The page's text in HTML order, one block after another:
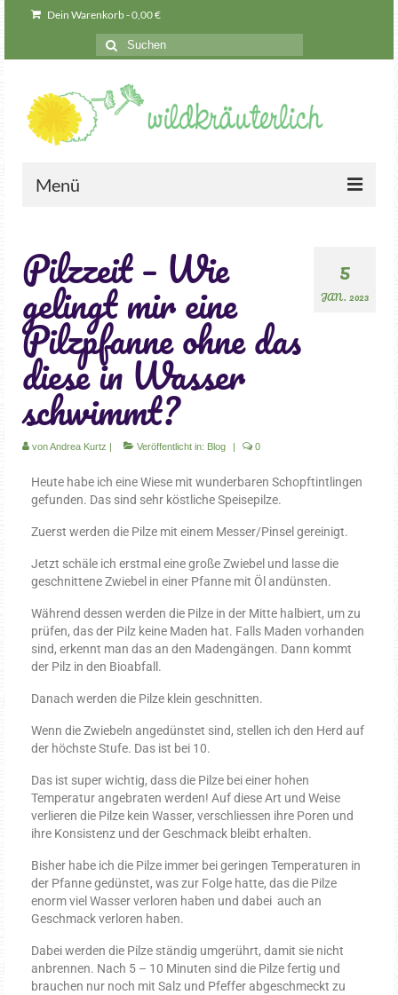
Dein Warenkorb-0,00€
Menü
Seminare
Teamevents & mehr
Geschenkgutscheine
Was können Wildkräuter eigentlich?
Naturkosmetik-Manufaktur
für Körper & Seele
Bücher
Naturparfüm 4 Elemente
Gesichtspflege
Augenpflege
Natürlich leicht – für normale und
Mischhaut
empfindliche Haut
Natürlich sein – für trockene und reifere
Natürlich wild – für unreine Haut
Körperpflege
Duschgel
Naturdeodorant
Lippenpflege
5
JAN. 2023
Pilzzeit – Wie
gelingt mir eine
Pilzpfanne ohne das
diese in Wasser
schwimmt?
vonAndrea Kurtz Veröffentlicht in: Blog 0
Heute habe ich eine Wiese mit wunderbaren Schopftintlingen
gefunden. Das sind sehr köstliche Speisepilze.
Zuerst werden die Pilze mit einem Messer/Pinsel gereinigt.
Jetzt schäle ich erstmal eine große Zwiebel und lasse die
geschnittene Zwiebel in einer Pfanne mit Öl andünsten.
Während dessen werden die Pilze in der Mitte halbiert, um zu
prüfen, das der Pilz keine Maden hat. Falls Maden vorhanden
sind, erkennt man das an den Madengängen. Dann kommt
der Pilz in den Bioabfall.
Danach werden die Pilze klein geschnitten.
Wenn die Zwiebeln angedünstet sind, stellen ich den Herd auf
der höchste Stufe. Das ist bei 10.
Das ist super wichtig, dass die Pilze bei einer hohen
Temperatur angebraten werden! Auf diese Art und Weise
verlieren die Pilze kein Wasser, verschliessen ihre Poren und
ihre Konsistenz und der Geschmack bleibt erhalten.
Bisher habe ich die Pilze immer bei geringen Temperaturen in
der Pfanne gedünstet, was zur Folge hatte, das die Pilze
enorm viel Wasser verloren haben und dabei auch an
Geschmack verloren haben.
Dabei werden die Pilze ständig umgerührt, damit sie nicht
anbrennen. Nach 5 – 10 Minuten sind die Pilze fertig und
brauchen nur noch mit Salz und Pfeffer abgeschmeckt zu